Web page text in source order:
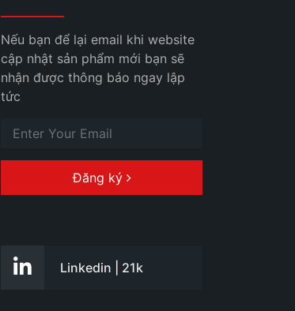
Nếu bạn để lại email khi website
cập nhật sản phẩm mới bạn sẽ
nhận được thông báo ngay lập
tức
Đăng ký
Linkedin | 21k